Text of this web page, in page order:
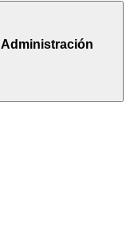
Administración